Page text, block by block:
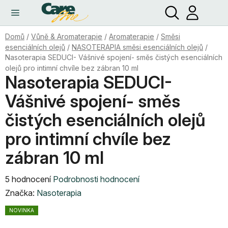
obsah
Hledat
Domů / Vůně & Aromaterapie / Aromaterapie / Směsi
esenciálních olejů / NASOTERAPIA směsi esenciálních olejů /
Nasoterapia SEDUCI- Vášnivé spojení- směs čistých esenciálních
olejů pro intimní chvíle bez zábran 10 ml
Nasoterapia SEDUCI-
Vášnivé spojení- směs
čistých esenciálních olejů
pro intimní chvíle bez
zábran 10 ml
Průměrné
hodnocení
produktu
5 hodnocení Podrobnosti hodnocení
Značka: Nasoterapia
NOVINKA